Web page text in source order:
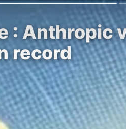
: Anthropic
record